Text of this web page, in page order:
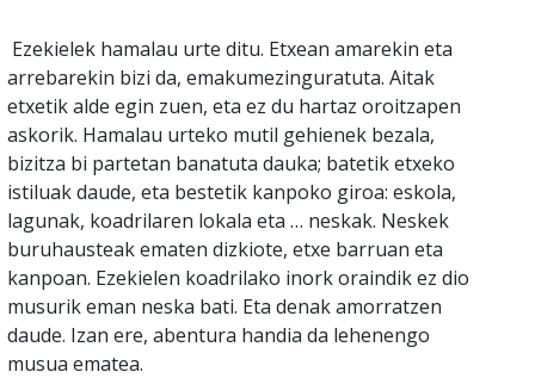
Ezekielek hamalau urte ditu. Etxean amarekin eta
arrebarekin bizi da, emakumezinguratuta. Aitak
etxetik alde egin zuen, eta ez du hartaz oroitzapen
askorik. Hamalau urteko mutil gehienek bezala,
bizitza bi partetan banatuta dauka; batetik etxeko
istiluak daude, eta bestetik kanpoko giroa: eskola,
lagunak, koadrilaren lokala eta … neskak. Neskek
buruhausteak ematen dizkiote, etxe barruan eta
kanpoan. Ezekielen koadrilako inork oraindik ez dio
musurik eman neska bati. Eta denak amorratzen
daude. Izan ere, abentura handia da lehenengo
musua ematea.